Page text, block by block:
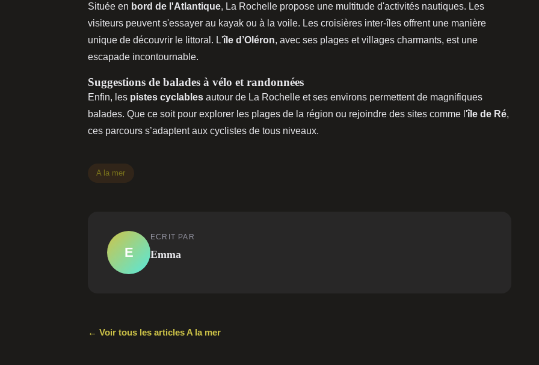
Située en bord de l'Atlantique, La Rochelle propose une multitude d'activités nautiques. Les
visiteurs peuvent s'essayer au kayak ou à la voile. Les croisières inter-îles offrent une manière
unique de découvrir le littoral. L'île d’Oléron, avec ses plages et villages charmants, est une
escapade incontournable.
Suggestions de balades à vélo et randonnées
Enfin, les pistes cyclables autour de La Rochelle et ses environs permettent de magnifiques
balades. Que ce soit pour explorer les plages de la région ou rejoindre des sites comme l'île de Ré,
ces parcours s’adaptent aux cyclistes de tous niveaux.
A la mer
E
ECRIT PAR
Emma
← Voir tous les articles A la mer